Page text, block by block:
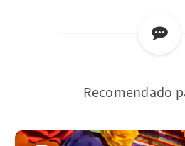
Recomendado